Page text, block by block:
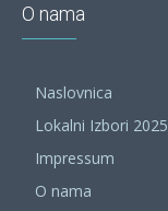
O nama
Naslovnica
Lokalni Izbori 2025
Impressum
O nama